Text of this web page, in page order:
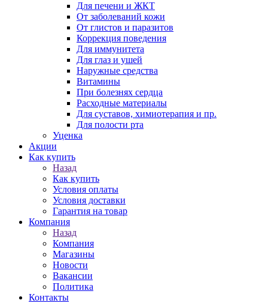
Для печени и ЖКТ
От заболеваний кожи
От глистов и паразитов
Коррекция поведения
Для иммунитета
Для глаз и ушей
Наружные средства
Витамины
При болезнях сердца
Расходные материалы
Для суставов, химиотерапия и пр.
Для полости рта
Уценка
Акции
Как купить
Назад
Как купить
Условия оплаты
Условия доставки
Гарантия на товар
Компания
Назад
Компания
Магазины
Новости
Вакансии
Политика
Контакты